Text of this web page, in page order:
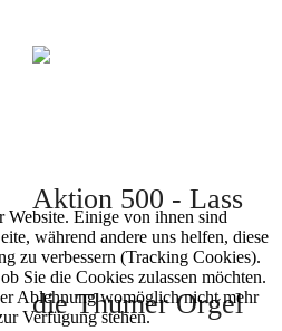
Aktion 500 - Lass
die Thumer Orgel
Website. Einige von ihnen sind
während andere uns helfen, diese
zu verbessern (Tracking Cookies).
Sie die Cookies zulassen möchten.
Ablehnung womöglich nicht mehr
Verfügung stehen.